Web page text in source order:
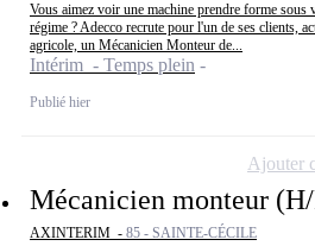
Vous aimez voir une machine prendre forme sous
régime ? Adecco recrute pour l'un de ses clients,
agricole, un Mécanicien Monteur de...
Intérim - Temps plein
Publié hier
Mécanicien monteur
AXINTERIM - 85 - SAINTE-CÉCILE
Ajouter